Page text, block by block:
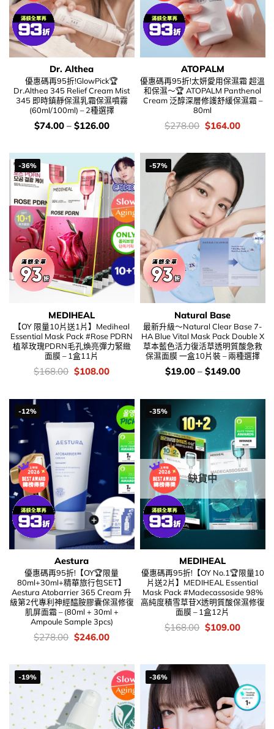
Dr. Althea
優惠碼再95折!GlowPick🏆
Dr.Althea 345 Relief Cream Mist
345 即時鎮靜保濕乳霜保濕噴霧
(60ml/100ml) – 2種選擇
價
錢：
$74.00– $126.00
ATOPALM
優惠碼再95折!太妍愛用保濕霜 超溫
和保濕～🏆 ATOPALM Panthenol
Cream 泛醇深層修護舒緩保濕霜 –
80ml
價
錢：
$278.00 Original
price
$278.00.
$164.00Current
-36%
MEDIHEAL
【OY 限量10片送1片】Mediheal
Essential Mask Pack #Rose PDRN
植萃玫瑰PDRN毛孔煥亮彈力緊緻
面膜 – 1盒11片
價
$168.00 Original
$168.00.
$108.00Current
$108.00.
-57%
Natural Base
最新升級～Natural Clear Base 7-
HA Blue Vital Mask Pack Double X
草本藍色活力復活草透明質酸急救
保濕面膜 一盒10片裝 – 兩種選擇
價
$19.00– $149.00
-12%
Aestura
優惠碼再95折!【OY🏆限量
80ml+30ml+精華旅行包SET】
Aestura Atobarrier 365 Cream 升
級第2代專利神經醯胺膠囊保濕修復
肌屏面霜 – (80ml + 30ml +
Ampoule Sample 3pcs)
價
錢：
$278.00 Original
price
$278.00.
$246.00Current
$246.00.
-35%
缺貨中
MEDIHEAL
優惠碼再95折!【OY No.1🏆限量10
片送2片】MEDIHEAL Essential
Mask Pack #Madecassoside 98%
高純度積雪草苷X透明質酸保濕修復
面膜 – 1盒12片
價
錢：
$168.00 Original
price
$109.00Current
-19% -36%